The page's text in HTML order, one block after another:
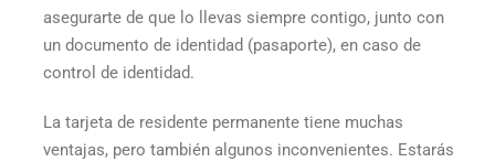
asegurarte de que lo llevas siempre contigo, junto con
un documento de identidad (pasaporte), en caso de
control de identidad.
La tarjeta de residente permanente tiene muchas
ventajas, pero también algunos inconvenientes. Estarás